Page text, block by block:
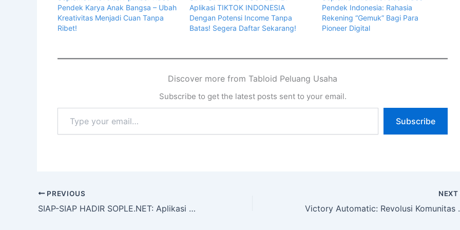
Pendek Karya Anak Bangsa – Ubah
Kreativitas Menjadi Cuan Tanpa
Ribet!
Aplikasi TIKTOK INDONESIA
Dengan Potensi Income Tanpa
Batas! Segera Daftar Sekarang!
Pendek Indonesia: Rahasia
Rekening “Gemuk” Bagi Para
Pioneer Digital
Discover more from Tabloid Peluang Usaha
Subscribe to get the latest posts sent to your email.
Subscribe
PREVIOUS
SIAP-SIAP HADIR SOPLE.NET: Aplikasi TIKTOK INDONESIA Dengan Potensi Income Tanpa Batas! Segera Daftar Sekarang!
NEXT
Victory